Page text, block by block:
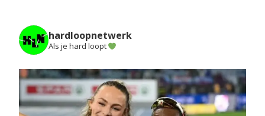
hardloopnetwerk
Als je hard loopt